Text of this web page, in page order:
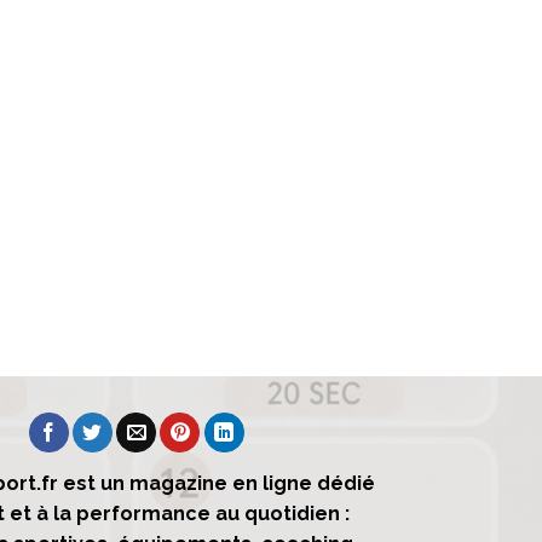
est un magazine en ligne dédié
et à la performance au quotidien :